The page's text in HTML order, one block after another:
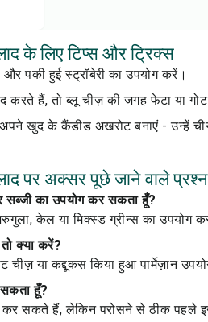
के लिए टिप्स और ट्रिक्स
पकी हुई स्ट्रॉबेरी का उपयोग करें।
हैं, तो ब्लू चीज़ की जगह फेटा या
अपने खुद के कैंडीड अखरोट बनाएं - उन्हें
पर अक्सर पूछे जाने वाले प्रश्न
सब्जी का उपयोग कर सकता हूँ?
केल या मिक्स्ड ग्रीन्स का उपयोग
क्या करें?
चीज़ या कद्दूकस किया हुआ पार्मेज़ान
हूँ?
सकते हैं, लेकिन परोसने से ठीक पहले